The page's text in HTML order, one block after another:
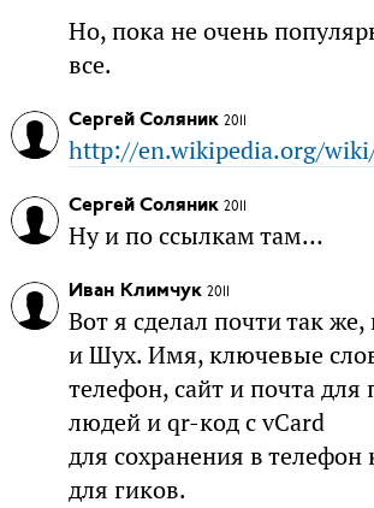
Но, пока не очень
все.
Сергей Соляник 2011
http://en.wikipedia.org/
Сергей Соляник 2011
Ну и по ссылкам там…
Иван Климчук 2011
Вот я сделал почти так же,
и Шух. Имя, ключевые
телефон, сайт и почта для
людей и qr-код с vCard
для сохранения в телефон
для гиков.